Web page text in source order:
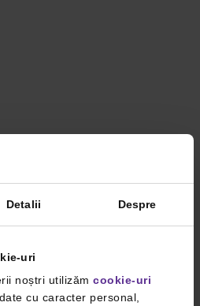
Detalii Despre
uri
noștri utilizăm cookie-uri
cu caracter personal,